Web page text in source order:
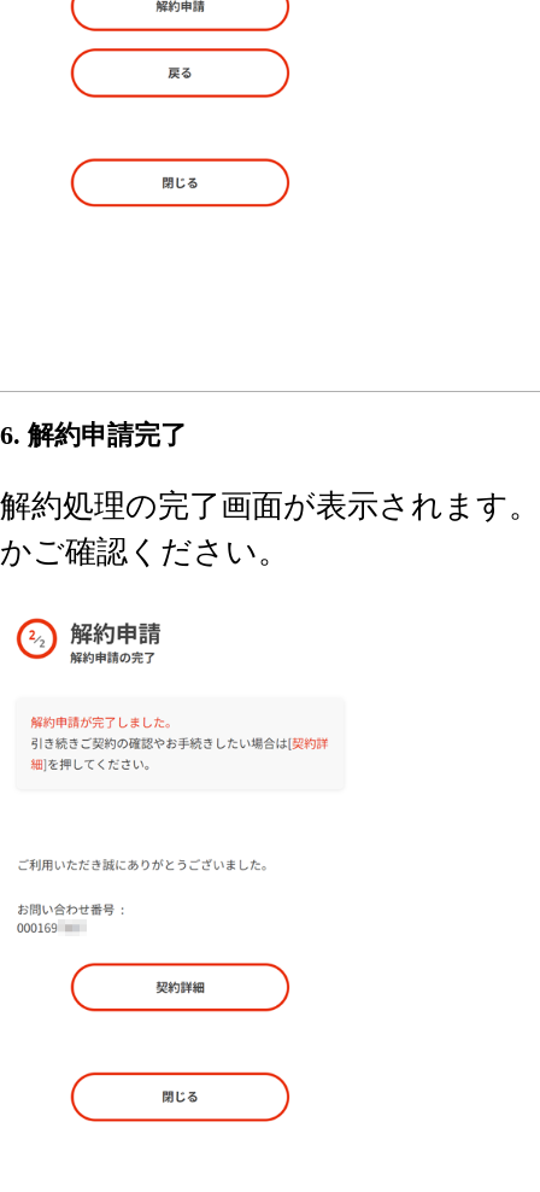
6. 解約申請完了
解約処理の完了画面が表示されます
かご確認ください。